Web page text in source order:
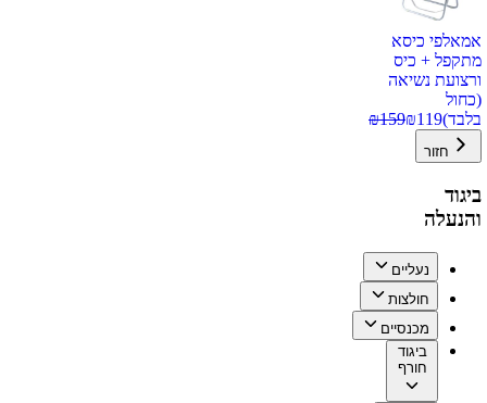
אמאלפי כיסא
מתקפל + כיס
ורצועת נשיאה
(כחול
בלבד)
₪119
₪159
חזור
ביגוד
והנעלה
נעליים
חולצות
מכנסיים
ביגוד
חורף